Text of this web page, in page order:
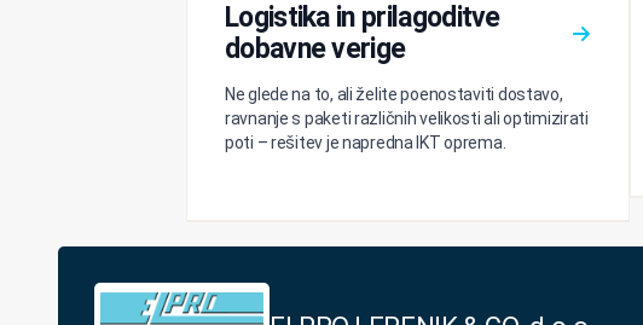
Logistika in prilagoditve
dobavne verige
Ne glede na to, ali želite poenostaviti dostavo,
ravnanje s paketi različnih velikosti ali optimizirati
poti – rešitev je napredna IKT oprema.